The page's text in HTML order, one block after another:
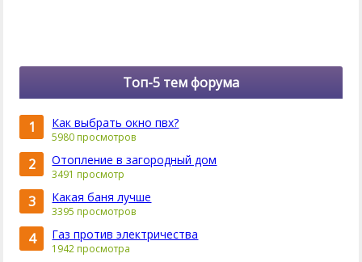
Топ-5 тем форума
1 Как выбрать окно пвх?
5980 просмотров
2 Отопление в загородный дом
3491 просмотр
3 Какая баня лучше
3395 просмотров
4 Газ против электричества
1942 просмотра